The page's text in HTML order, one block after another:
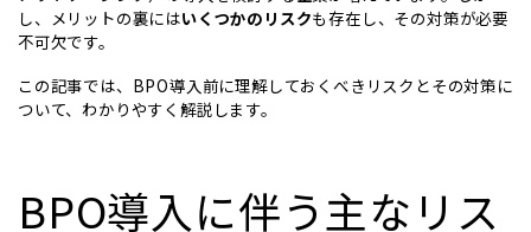
し、メリットの裏にはいくつかのリスクも存在し、その対策が必要
不可欠です。
この記事では、BPO導入前に理解しておくべきリスクとその対策に
ついて、わかりやすく解説します。
BPO導入に伴う主なリス